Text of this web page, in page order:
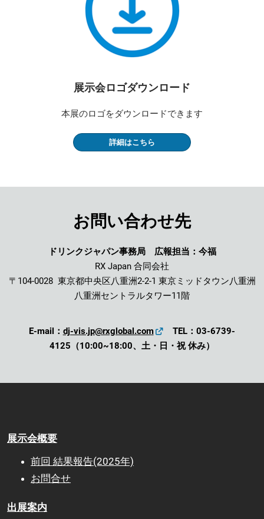
展示会ロゴダウンロード
本展のロゴをダウンロードできます
詳細はこちら
お問い合わせ先
ドリンクジャパン事務局 広報担当：今福
RX Japan 合同会社
〒104-0028 東京都中央区八重洲2-2-1 東京ミッドタウン八重洲
八重洲セントラルタワー11階
E-mail： dj-vis.jp@rxglobal.com
TEL：03-6739-
4125（10:00~18:00、土・日・祝 休み）
展示会概要
前回 結果報告(2025年)
お問合せ
出展案内